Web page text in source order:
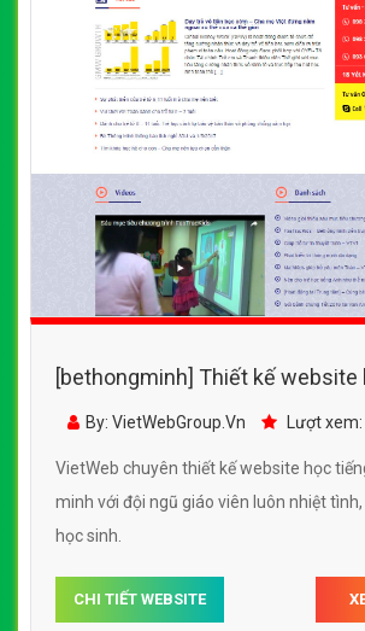
[bethongminh] Thiết kế website
anh Bé thông minh đẹp SEO
By: VietWebGroup.Vn Lượt
VietWeb chuyên thiết kế website học
minh với đội ngũ giáo viên luôn nhiệt
học sinh.
CHI TIẾT WEBSITE